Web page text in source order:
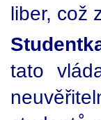
liber, což
tato